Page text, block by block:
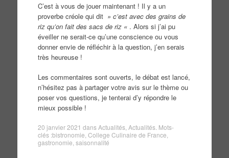
C’est à vous de jouer maintenant ! Il y a un
proverbe créole qui dit » c’est avec des grains de
riz qu’on fait des sacs de riz « . Alors si j’ai pu
éveiller ne serait-ce qu’une conscience ou vous
donner envie de réfléchir à la question, j’en serais
très heureuse !
Les commentaires sont ouverts, le débat est lancé,
n’hésitez pas à partager votre avis sur le thème ou
poser vos questions, je tenterai d’y répondre le
mieux possible !
20 janvier 2021 dansActualités, Actualités. Mots-
clés :bistronomie College Culinaire de France
gastronomie saisonnalité